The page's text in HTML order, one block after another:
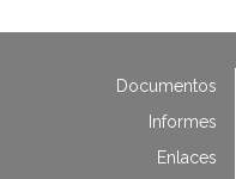
Documentos
Informes
Enlaces